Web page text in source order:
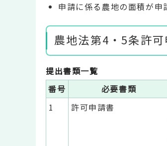
申請に係る農地の面積が
農地法第4・5条許
提出書類一覧
番号
必要書類
1
許可申請書